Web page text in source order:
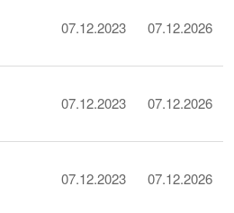
07.12.2023 07.12.2026
07.12.2023 07.12.2026
07.12.2023 07.12.2026